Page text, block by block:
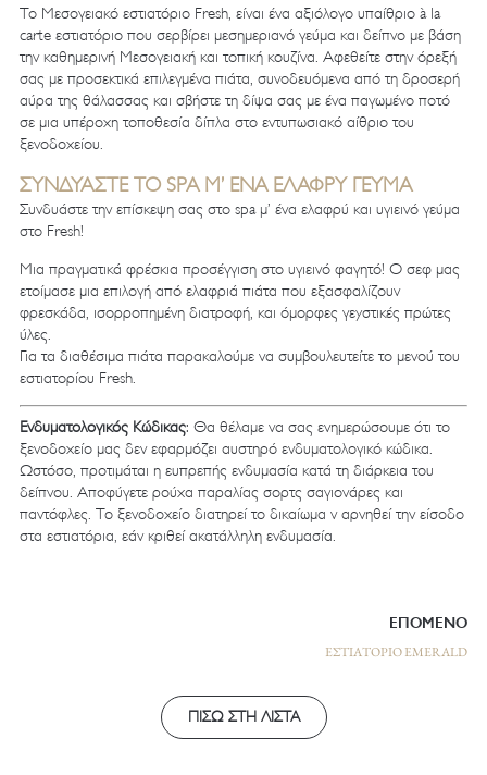
Το Μεσογειακό εστιατόριο Fresh, είναι ένα αξιόλογο υπαίθριο à la
carte εστιατόριο που σερβίρει μεσημεριανό γεύμα και δείπνο με βάση
την καθημερινή Μεσογειακή και τοπική κουζίνα. Αφεθείτε στην όρεξή
σας με προσεκτικά επιλεγμένα πιάτα, συνοδευόμενα από τη δροσερή
αύρα της θάλασσας και σβήστε τη δίψα σας με ένα παγωμένο ποτό
σε μια υπέροχη τοποθεσία δίπλα στο εντυπωσιακό αίθριο του
ξενοδοχείου.
ΣΥΝΔΥΆΣΤΕ ΤΟ SPA Μ’ ΈΝΑ ΕΛΑΦΡΎ ΓΕΎΜΑ
Συνδυάστε την επίσκεψη σας στο spa μ’ ένα ελαφρύ και υγιεινό γεύμα
στο Fresh!
Μια πραγματικά φρέσκια προσέγγιση στο υγιεινό φαγητό! Ο σεφ μας
ετοίμασε μια επιλογή από ελαφριά πιάτα που εξασφαλίζουν
φρεσκάδα, ισορροπημένη διατροφή, και όμορφες γεyστικές πρώτες
ύλες.
Για τα διαθέσιμα πιάτα παρακαλούμε να συμβουλευτείτε το μενού του
εστιατορίου Fresh.
Ενδυματολογικός Κώδικας: Θα θέλαμε να σας ενημερώσουμε ότι το
ξενοδοχείο μας δεν εφαρμόζει αυστηρό ενδυματολογικό κώδικα.
Ωστόσο, προτιμάται η ευπρεπής ενδυμασία κατά τη διάρκεια του
δείπνου. Αποφύγετε ρούχα παραλίας σορτς σαγιονάρες και
παντόφλες. Το ξενοδοχείο διατηρεί το δικαίωμα ν αρνηθεί την είσοδο
στα εστιατόρια, εάν κριθεί ακατάλληλη ενδυμασία.
ΠΙΣΩ ΣΤΗ ΛΙΣΤΑ
ΕΠΟΜΕΝΟ
ΕΣΤΙΑΤΟΡΙΟ EMERALD